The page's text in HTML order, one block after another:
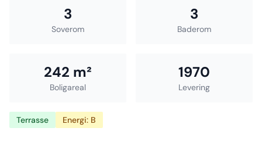
3
Soverom
3
Baderom
242 m²
Boligareal
1970
Levering
Terrasse Energi: B